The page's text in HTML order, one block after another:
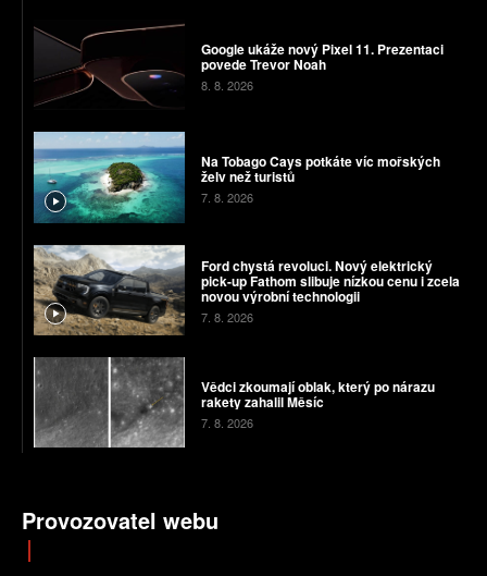
Google ukáže nový Pixel 11. Prezentaci
povede Trevor Noah
8. 8. 2026
Na Tobago Cays potkáte víc mořských
želv než turistů
7. 8. 2026
Ford chystá revoluci. Nový elektrický
pick-up Fathom slibuje nízkou cenu i zcela
novou výrobní technologii
7. 8. 2026
Vědci zkoumají oblak, který po nárazu
rakety zahalil Měsíc
7. 8. 2026
Provozovatel webu